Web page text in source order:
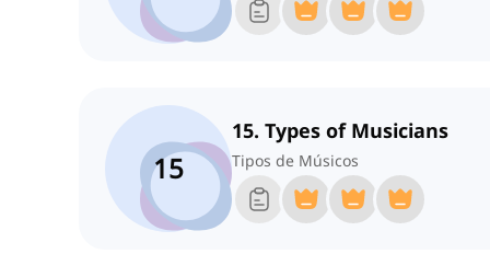
15
15. Types of Musicians
Tipos de Músicos